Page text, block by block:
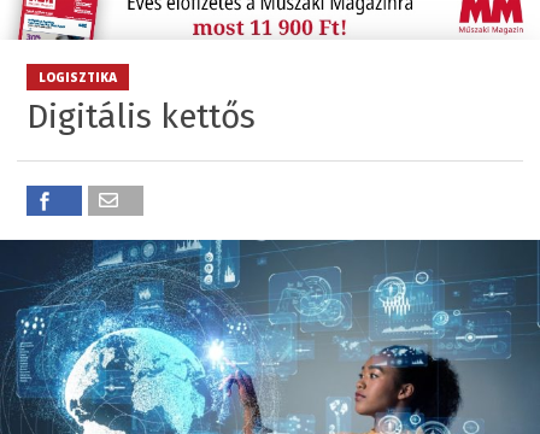
LOGISZTIKA
Digitális kettős